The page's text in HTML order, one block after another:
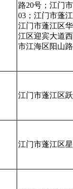
路20号；江门
03；江门市蓬
江门市蓬江区
江区迎宾大道
市江海区阳山
江门市蓬江区
江门市蓬江区